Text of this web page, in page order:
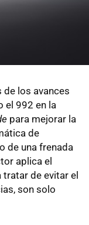
de los avances
el 992 en la
para mejorar la
de
de una frenada
aplica el
de evitar el
son solo